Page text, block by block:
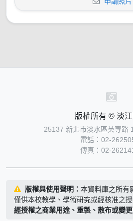
版權所有 © 淡
25137 新北市淡水區英專路
電話：02-
傳真：02-
版權與使用聲明： 本資料庫之所有
僅供本校教學、學術研究或經核准之授
經授權之商業用途、重製、散布或變